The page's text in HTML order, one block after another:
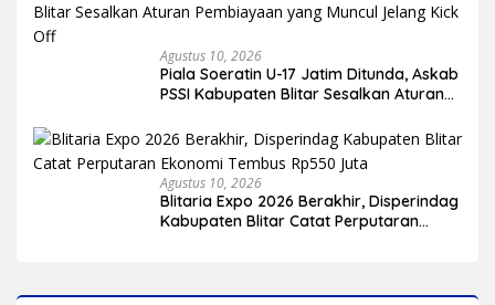
Agustus 10, 2026
Piala Soeratin U-17 Jatim Ditunda, Askab
PSSI Kabupaten Blitar Sesalkan Aturan
Off
Agustus 10, 2026
Blitaria Expo 2026 Berakhir, Disperindag
Kabupaten Blitar Catat Perputaran